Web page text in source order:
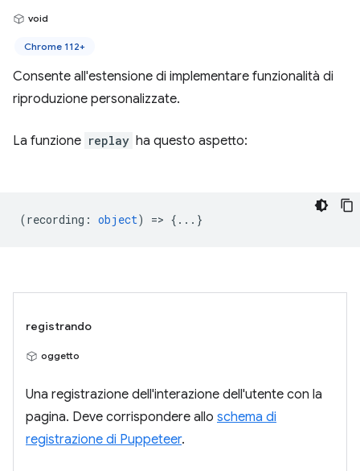
void
Chrome 112+
Consente all'estensione di implementare funzionalità di
riproduzione personalizzate.
La funzione replay ha questo aspetto:
(recording : object) => {...}
registrando
oggetto
Una registrazione dell'interazione dell'utente con la
pagina. Deve corrispondere allo schema di
registrazione di Puppeteer.